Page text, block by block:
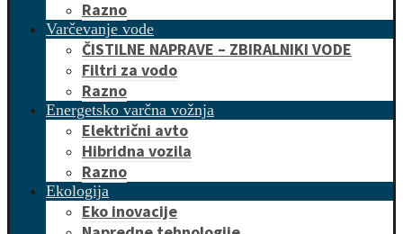
Razno
Varčevanje vode
ČISTILNE NAPRAVE – ZBIRALNIKI VODE
Filtri za vodo
Razno
Energetsko varčna vožnja
Električni avto
Hibridna vozila
Razno
Ekologija
Eko inovacije